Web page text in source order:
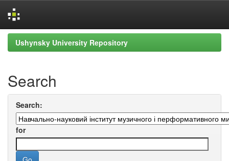
Skip
navigation
Ushynsky University Repository
Search
Search:
for